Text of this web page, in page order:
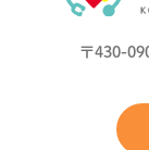
〒430-